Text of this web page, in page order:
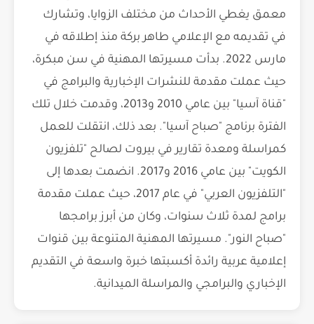
معمق يغطي الأحداث من مختلف الزوايا، وتشارك
في تقديمه مع الإعلامي طاهر بركة منذ إطلاقه في
مارس 2022. بدأت مسيرتها المهنية في سن مبكرة،
حيث عملت مقدمة للنشرات الإخبارية والبرامج في
"قناة آسيا" بين عامي 2010 و2013، وقدمت خلال تلك
الفترة برنامج "صباح آسيا". بعد ذلك، انتقلت للعمل
كمراسلة ومعدة تقارير في بيروت لصالح "تلفزيون
الكويت" بين عامي 2016 و2017. انضمت بعدها إلى
"التلفزيون العربي" في عام 2017، حيث عملت مقدمة
برامج لمدة ثلاث سنوات، وكان من أبرز برامجها
"صباح النور". مسيرتها المهنية المتنوعة بين قنوات
إعلامية عربية رائدة أكسبتها خبرة واسعة في التقديم
الإخباري والبرامجي والمراسلة الميدانية.